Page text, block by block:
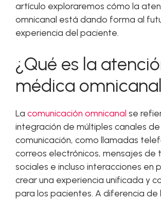
artículo exploraremos cómo la
omnicanal está dando forma al
experiencia del paciente.
¿Qué es la
médica
La comunicación omnicanal se
integración de múltiples canales de
comunicación, como llamadas
correos electrónicos, mensajes de
sociales e incluso interacciones en
crear una experiencia unificada y
para los pacientes. A diferencia de